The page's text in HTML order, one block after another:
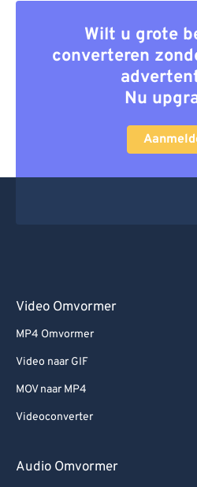
Wilt u grote
converteren
Nu
Video Omvormer
MP4 Omvormer
Video naar GIF
MOV naar MP4
Videoconverter
Audio Omvormer